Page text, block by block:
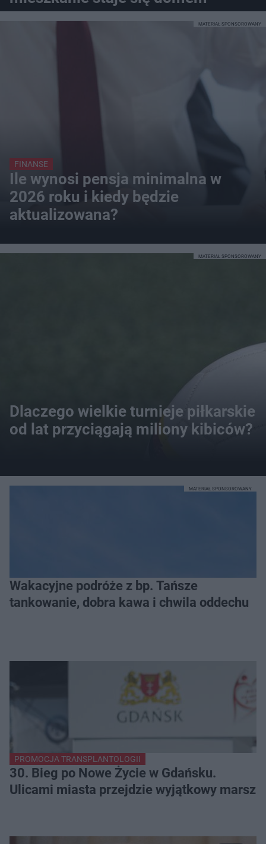
FINANSE
Ile wynosi pensja minimalna w
2026 roku i kiedy będzie
aktualizowana?
MATERIAŁ SPONSOROWANY
Dlaczego wielkie turnieje piłkarskie
od lat przyciągają miliony kibiców?
MATERIAŁ SPONSOROWANY
Wakacyjne podróże z bp. Tańsze
tankowanie, dobra kawa i chwila oddechu
MATERIAŁ SPONSOROWANY
PROMOCJA TRANSPLANTOLOGII
30. Bieg po Nowe Życie w Gdańsku.
Ulicami miasta przejdzie wyjątkowy marsz